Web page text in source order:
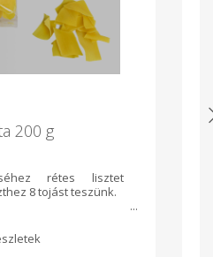
200 g
rétes lisztet
8 tojást teszünk.